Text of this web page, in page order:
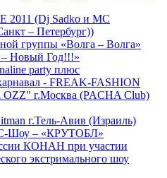
2011 (Dj Sadko и MC
– Петербург))
группы «Волга – Волга»
– Новый Год!!!»
party плюс
- FREAK-FASHION
г.Москва (PACHA Club)
г.Тель-Авив (Израиль)
– «КРУТОБЛ»
КОНАН при участии
экстримального шоу